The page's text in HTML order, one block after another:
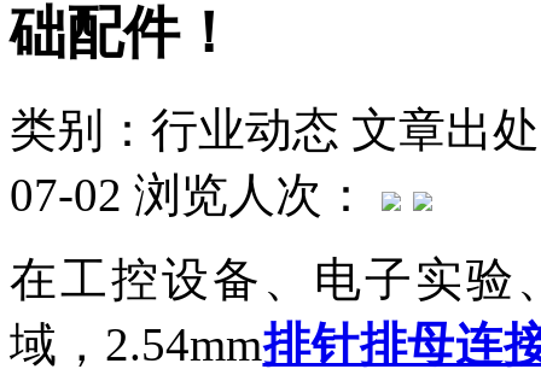
础配件！
类别：行业动态 文章出
07-02 浏览人次：
在工控设备、电子实验
域，2.54mm排针排母连